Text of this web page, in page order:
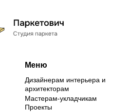
Меню
Дизайнерам интерьера и
архитекторам
Мастерам-укладчикам
Проекты